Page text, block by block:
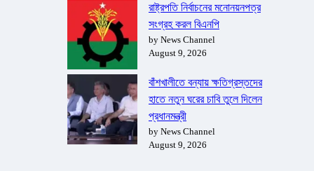
রাষ্ট্রপতি নির্বাচনের মনোনয়নপত্র
সংগ্রহ করল বিএনপি
by News Channel
August 9, 2026
বাঁশখালীতে বন্যায় ক্ষতিগ্রস্তদের
হাতে নতুন ঘরের চাবি তুলে দিলেন
প্রধানমন্ত্রী
by News Channel
August 9, 2026